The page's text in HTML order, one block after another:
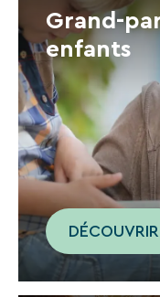
Grand-
enfants
DÉCOUVRIR